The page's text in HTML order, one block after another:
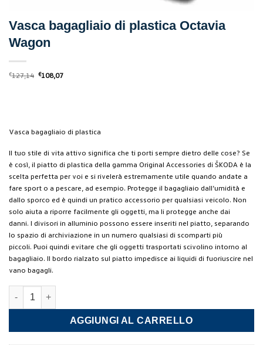
Vasca bagagliaio di plastica Octavia
Wagon
€127,14 Il
prezzo
€108,07Il
Vasca bagagliaio di plastica
Il tuo stile di vita attivo significa che ti porti sempre dietro delle cose? Se
è così, il piatto di plastica della gamma Original Accessories di ŠKODA è la
scelta perfetta per voi e si rivelerà estremamente utile quando andate a
fare sport o a pescare, ad esempio. Protegge il bagagliaio dall’umidità e
dallo sporco ed è quindi un pratico accessorio per qualsiasi veicolo. Non
solo aiuta a riporre facilmente gli oggetti, ma li protegge anche dai
danni. I divisori in alluminio possono essere inseriti nel piatto, separando
lo spazio di archiviazione in un numero qualsiasi di scomparti più
piccoli. Puoi quindi evitare che gli oggetti trasportati scivolino intorno al
bagagliaio. Il bordo rialzato sul piatto impedisce ai liquidi di fuoriuscire nel
vano bagagli.
Vasca bagagliaio di plastica Octavia Wagon quantità
AGGIUNGI AL CARRELLO